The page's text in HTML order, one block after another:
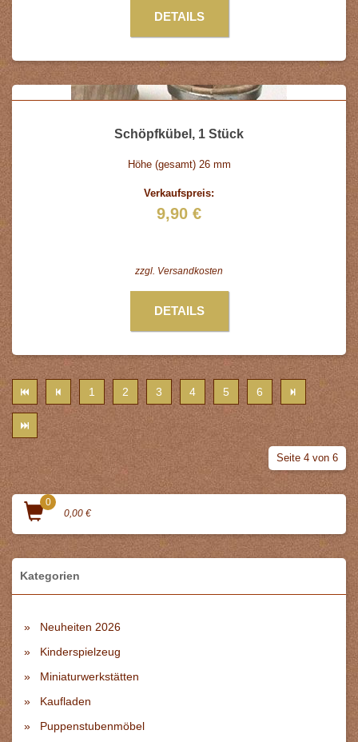
DETAILS
Schöpfkübel, 1 Stück
Höhe (gesamt) 26 mm
Verkaufspreis:
9,90 €
zzgl. Versandkosten
DETAILS
1 2 3 4 5 6
Seite 4 von 6
0
0,00 €
Kategorien
Neuheiten 2026
Kinderspielzeug
Miniaturwerkstätten
Kaufladen
Puppenstubenmöbel